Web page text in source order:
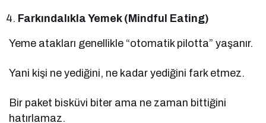
Farkındalıkla Yemek (Mindful Eating)
Yeme atakları genellikle “otomatik pilotta” yaşanır.
Yani kişi ne yediğini, ne kadar yediğini fark etmez.
Bir paket bisküvi biter ama ne zaman bittiğini
hatırlamaz.